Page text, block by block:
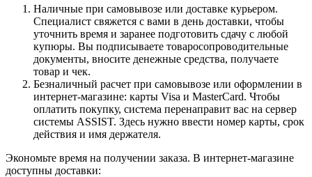
Наличные при самовывозе или доставке курьером.
Специалист свяжется с вами в день доставки, чтобы
уточнить время и заранее подготовить сдачу с любой
купюры. Вы подписываете товаросопроводительные
документы, вносите денежные средства, получаете
товар и чек.
Безналичный расчет при самовывозе или оформлении в
интернет-магазине: карты Visa и MasterCard. Чтобы
оплатить покупку, система перенаправит вас на сервер
системы ASSIST. Здесь нужно ввести номер карты, срок
действия и имя держателя.
Экономьте время на получении заказа. В интернет-магазине
доступны доставки: